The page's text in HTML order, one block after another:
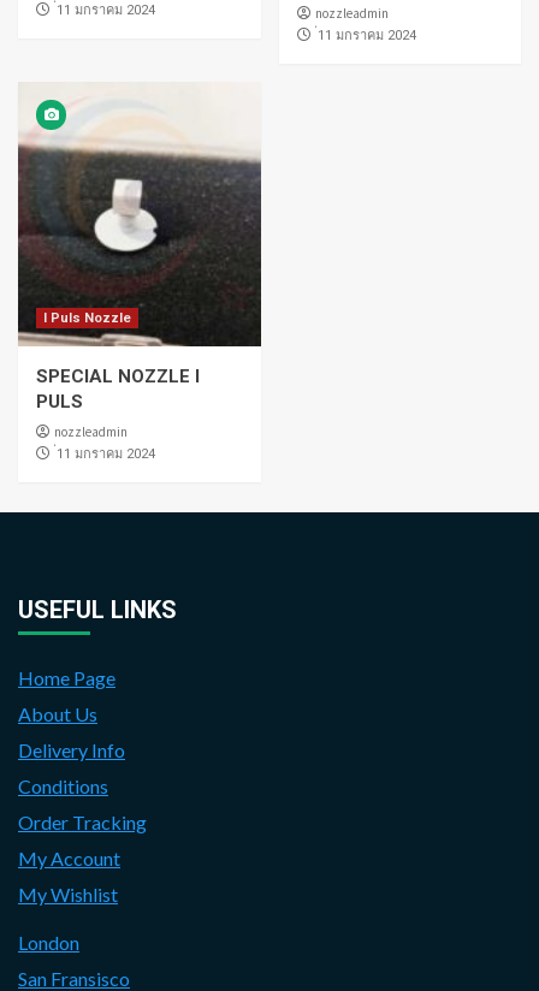
่11 มกราคม 2024 nozzleadmin
่11 มกราคม 2024
I Puls Nozzle
SPECIAL NOZZLE I
PULS
nozzleadmin
่11 มกราคม 2024
USEFUL LINKS
Home Page
About Us
Delivery Info
Conditions
Order Tracking
My Account
My Wishlist
London
San Fransisco